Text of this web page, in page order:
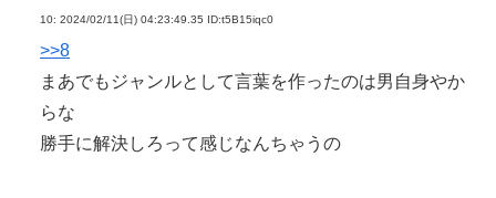
10: 2024/02/11(日) 04:23:49.35 ID:t5B15iqc0
>>8
まあでもジャンルとして言葉を作ったのは男自身やか
らな
勝手に解決しろって感じなんちゃうの